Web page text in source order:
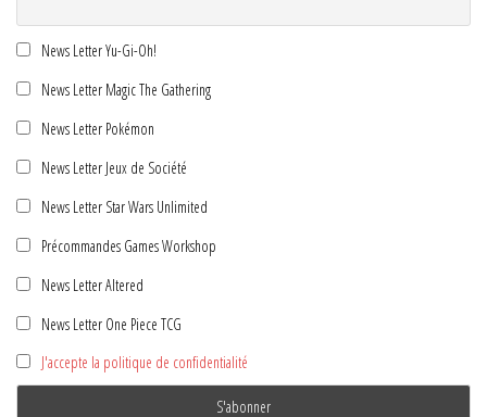
News Letter Yu-Gi-Oh!
News Letter Magic The Gathering
News Letter Pokémon
News Letter Jeux de Société
News Letter Star Wars Unlimited
Précommandes Games Workshop
News Letter Altered
News Letter One Piece TCG
J'accepte la politique de confidentialité